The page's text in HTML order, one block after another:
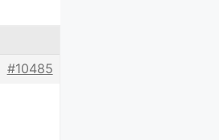
#10485